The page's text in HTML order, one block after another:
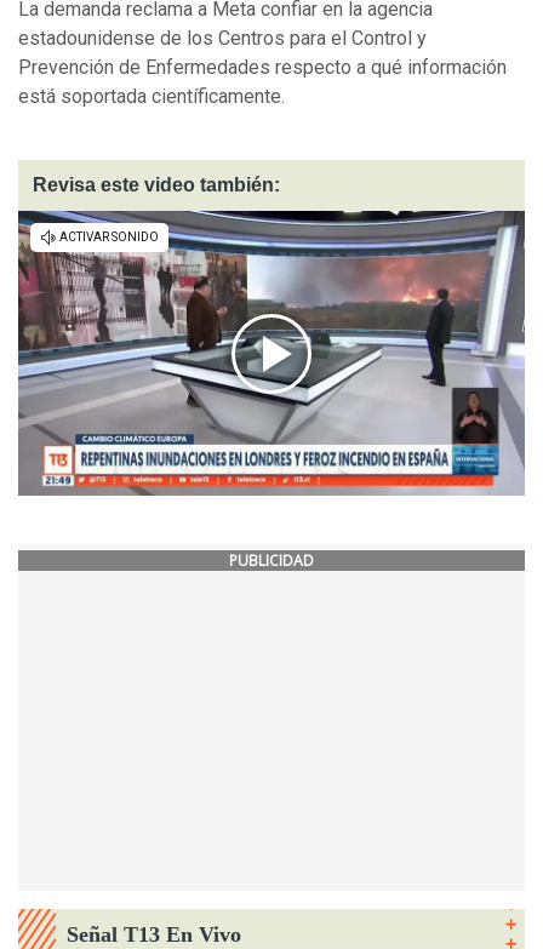
La demanda reclama a Meta confiar en la agencia
estadounidense de los Centros para el Control y
Prevención de Enfermedades respecto a qué información
está soportada científicamente.
Revisa este video también:
PUBLICIDAD
Señal T13 En Vivo